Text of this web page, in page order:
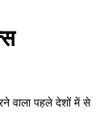
वाला पहले देशों में से